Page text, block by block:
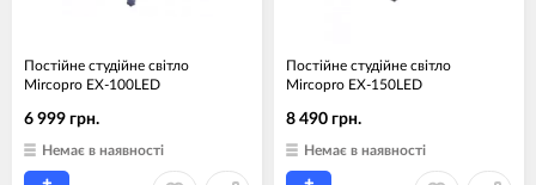
Постійне студійне світло
Mircopro EX-100LED
6 999 грн.
Немає в наявності
Постійне студійне світло
Mircopro EX-150LED
8 490 грн.
Немає в наявності